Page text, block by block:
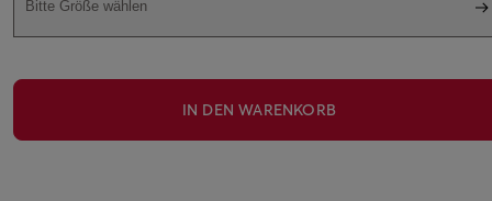
Bitte Größe wählen
IN DEN WARENKORB